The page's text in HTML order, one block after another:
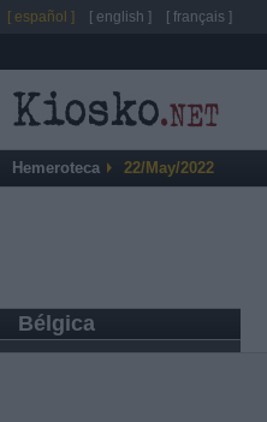
Hemeroteca 22/May/2022
Bélgica
[ español ] [ english ] [ français ]